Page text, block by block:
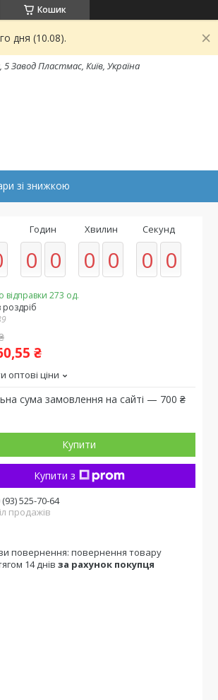
Кошик
дня (10.08).
Завод Пластмас, Київ, Україна
зі знижкою
Годин
0 0
Хвилин
0 0
Секунд
0 0
відправки 273 од.
роздріб
₴
оптові ціни
сума замовлення на сайті — 700 ₴
Купити
Купити з
525-70-64
продажів
повернення товару
14 днів за рахунок покупця